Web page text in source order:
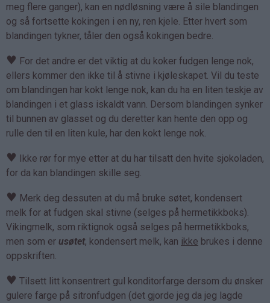
meg flere ganger), kan en nødløsning være å sile blandingen
og så fortsette kokingen i en ny, ren kjele. Etter hvert som
blandingen tykner, tåler den også kokingen bedre.
♥ For det andre er det viktig at du koker fudgen lenge nok,
ellers kommer den ikke til å stivne i kjøleskapet. Vil du teste
om blandingen har kokt lenge nok, kan du ha en liten teskje av
blandingen i et glass iskaldt vann. Dersom blandingen synker
til bunnen av glasset og du deretter kan hente den opp og
rulle den til en liten kule, har den kokt lenge nok.
♥ Ikke rør for mye etter at du har tilsatt den hvite sjokoladen,
for da kan blandingen skille seg.
♥ Merk deg dessuten at du må bruke søtet, kondensert
melk for at fudgen skal stivne (selges på hermetikkboks).
Vikingmelk, som riktignok også selges på hermetikkboks,
men som er usøtet, kondensert melk, kan ikke brukes i denne
oppskriften.
♥ Tilsett litt konsentrert gul konditorfarge dersom du ønsker
gulere farge på sitronfudgen (det gjorde jeg da jeg lagde